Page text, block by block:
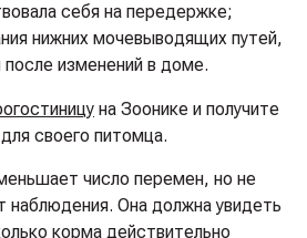
себя на передержке;
нижних мочевыводящих путей,
изменений в доме.
на Зоонике и получите
своего питомца.
число перемен, но не
Она должна увидеть
корма действительно